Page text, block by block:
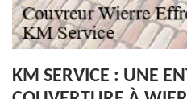
KM SERVICE : UNE